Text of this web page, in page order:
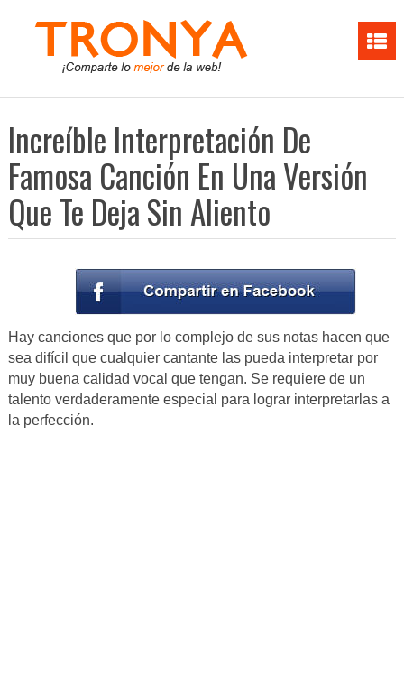
Increíble Interpretación De
Famosa Canción En Una Versión
Que Te Deja Sin Aliento
Hay canciones que por lo complejo de sus notas hacen que
sea difícil que cualquier cantante las pueda interpretar por
muy buena calidad vocal que tengan. Se requiere de un
talento verdaderamente especial para lograr interpretarlas a
la perfección.